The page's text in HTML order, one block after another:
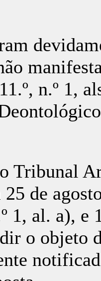
n.º 1,
Tribunal
de
1, al. a), e
o objeto